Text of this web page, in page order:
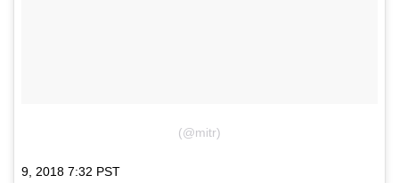
(@mitr)
9, 2018 7:32 PST